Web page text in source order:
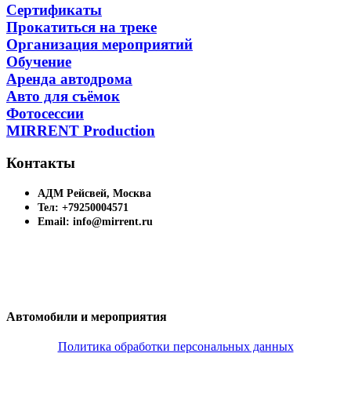
Сертификаты
Прокатиться на треке
Организация мероприятий
Обучение
Аренда автодрома
Авто для съёмок
Фотосессии
MIRRENT Production
Контакты
АДМ Рейсвей, Москва
Тел: +79250004571
Email: info@mirrent.ru
Автомобили и мероприятия
Политика обработки персональных данных